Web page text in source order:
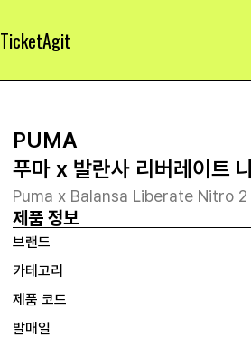
TicketAgit
PUMA
푸마 x 발란사 리버레이트
Puma x Balansa Liberate Nitro
제품 정보
브랜드
카테고리
제품 코드
발매일